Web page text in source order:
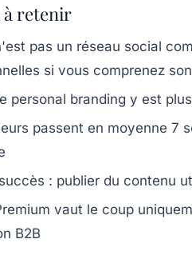
à retenir
pas un réseau social
si vous comprenez
personal branding y est
passent en moyenne 7
: publier du contenu
vaut le coup
B2B